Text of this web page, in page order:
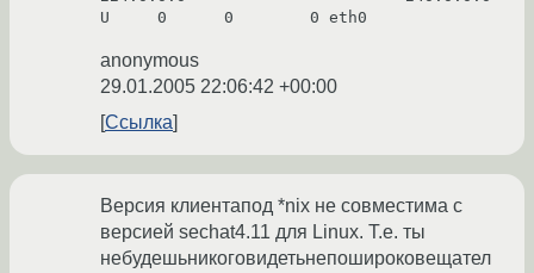
U     0      0        0 eth0
anonymous
29.01.2005 22:06:42 +00:00
Ссылка
Версия клиентапод *nix не совместима с
версией sechat4.11 для Linux. Т.е. ты
небудешьникоговидетьнепошироковещател